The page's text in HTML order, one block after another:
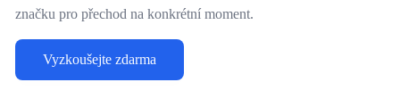
značku pro přechod na konkrétní moment.
Vyzkoušejte zdarma